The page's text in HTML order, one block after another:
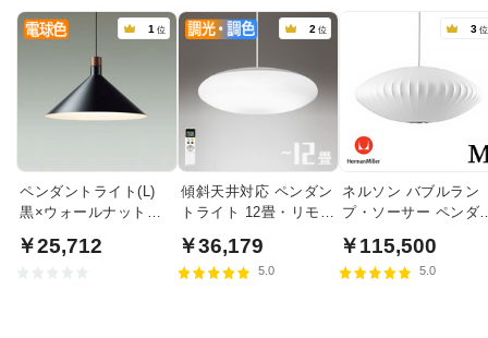
1 位
ペンダントライト(L)
黒×ウォールナット色
￥25,712
2 位
傾斜天井対応 ペンダン
トライト 12畳・リモコ
￥36,179
5.0
3 位
ネルソン バブルラン
プ・ソーサー ペンダ
｜ハーマンミラー
￥115,500
5.0